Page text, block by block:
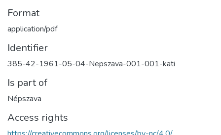
Format
application/pdf
Identifier
385-42-1961-05-04-Nepszava-001-001-kati
Is part of
Népszava
Access rights